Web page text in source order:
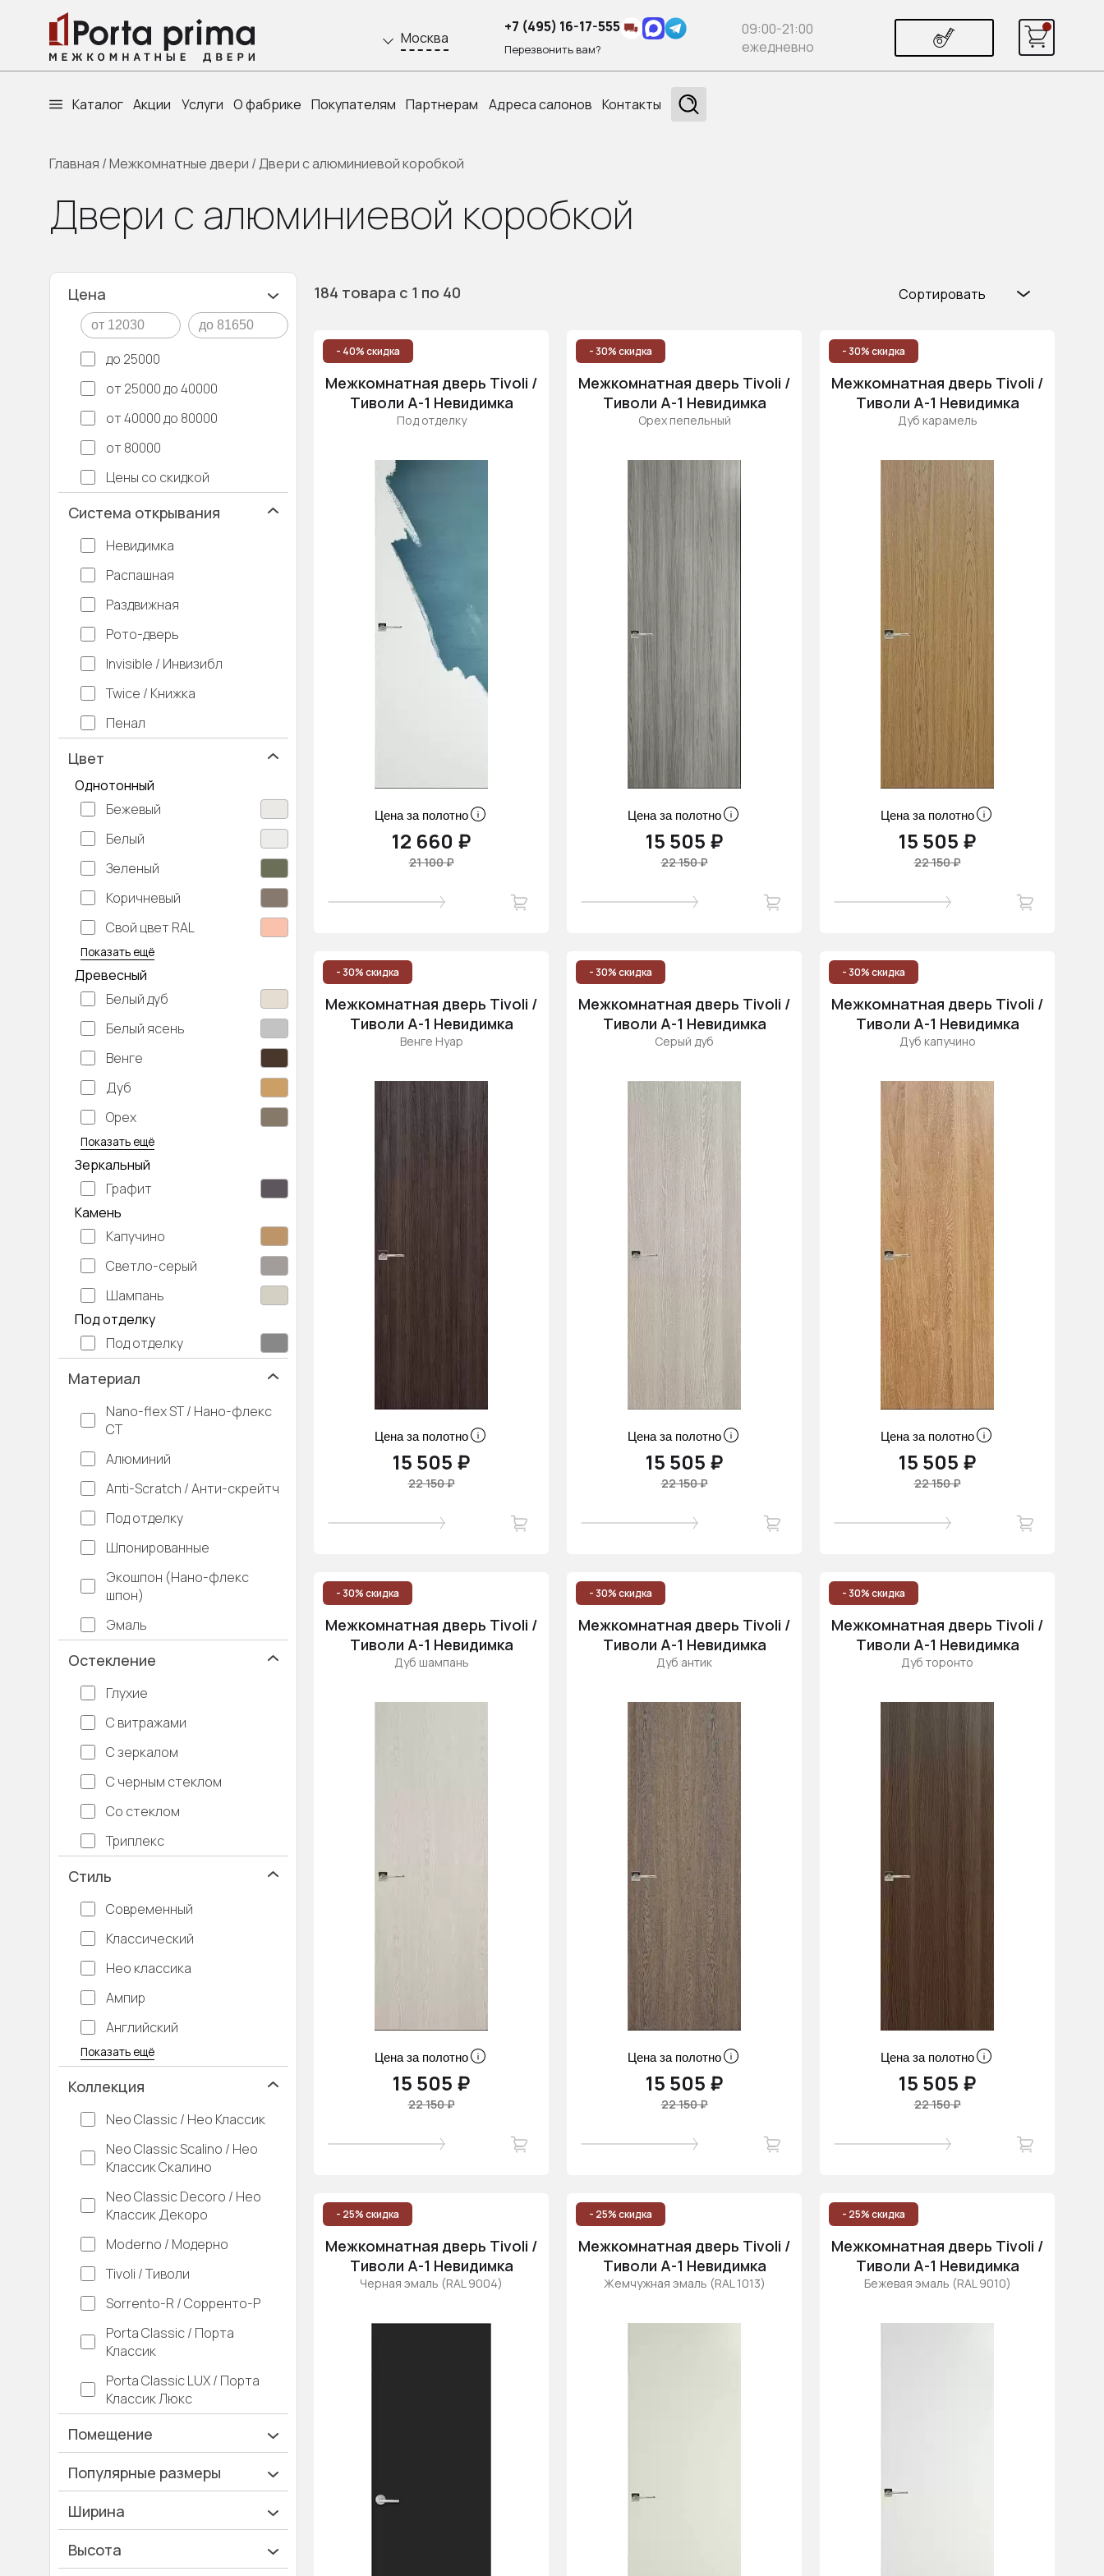
Москва
+7 (495) 16-17-555
Перезвонить вам?
09:00-21:00
ежедневно
Каталог Акции Услуги О фабрике Покупателям Партнерам Адреса салонов Контакты
Главная /Межкомнатные двери /Двери с алюминиевой коробкой
Двери с алюминиевой коробкой
Цена
до 25000
от 25000 до 40000
от 40000 до 80000
от 80000
Цены со скидкой
Система открывания
Невидимка
Распашная
Раздвижная
Рото-дверь
Invisible / Инвизибл
Twice / Книжка
Пенал
Цвет
Однотонный
Бежевый
Белый
Зеленый
Коричневый
Свой цвет RAL
Серебристый
Серый
Темно-серый
Хаки
Черный
Показать ещё
Древесный
Белый дуб
Белый ясень
Венге
Дуб
Орех
Серый дуб
Показать ещё
Зеркальный
Графит
Камень
Капучино
Светло-серый
Шампань
Под отделку
Под отделку
Материал
Nano-flex ST / Нано-флекс
СТ
Алюминий
Апti-Sсrаtсh / Анти-скрейтч
Под отделку
Шпонированные
Экошпон (Нано-флекс
шпон)
Эмаль
Остекление
Глухие
С витражами
С зеркалом
С черным стеклом
Со стеклом
Триплекс
Стиль
Современный
Классический
Нео классика
Ампир
Английский
Багетные
Барокко
Кантри
Крашенные
Лофт
Модерн
Под старину
Прованс
Скандинавский
Современная классика
Хай-тек
Показать ещё
Коллекция
Neo Classic / Нео Классик
Neo Classic Scalino / Нео
Классик Скалино
Neo Classic Decoro / Нео
Классик Декоро
Moderno / Модерно
Tivoli / Тиволи
Sorrento-R / Сорренто-Р
Porta Classic / Порта
Классик
Porta Classic LUX / Порта
Классик Люкс
Помещение
Ванная и туалет
Гардеробная
Гостинная
Дача
Популярные размеры
600х2000
700х2000
900х2000
Ширина
Ширина 40 см
Высота
184 товара с 1 по 40
Сортировать
Цена (возр.)
Cначала новинки
Cначала скидки
- 40% скидка
Межкомнатная дверь Tivoli /
Тиволи А-1 Невидимка
Под отделку
Цена за полотно
12 660 ₽
21 100 ₽
- 30% скидка
Межкомнатная дверь Tivoli /
Тиволи А-1 Невидимка
Орех пепельный
Цена за полотно
15 505 ₽
22 150 ₽
- 30% скидка
Межкомнатная дверь Tivoli /
Тиволи А-1 Невидимка
Дуб карамель
Цена за полотно
15 505 ₽
22 150 ₽
- 30% скидка
Межкомнатная дверь Tivoli /
Тиволи А-1 Невидимка
Венге Нуар
Цена за полотно
15 505 ₽
22 150 ₽
- 30% скидка
Межкомнатная дверь Tivoli /
Тиволи А-1 Невидимка
Серый дуб
Цена за полотно
15 505 ₽
22 150 ₽
- 30% скидка
Межкомнатная дверь Tivoli /
Тиволи А-1 Невидимка
Дуб капучино
Цена за полотно
15 505 ₽
22 150 ₽
- 30% скидка
Межкомнатная дверь Tivoli /
Тиволи А-1 Невидимка
Дуб шампань
Цена за полотно
15 505 ₽
22 150 ₽
- 30% скидка
Межкомнатная дверь Tivoli /
Тиволи А-1 Невидимка
Дуб антик
Цена за полотно
15 505 ₽
22 150 ₽
- 30% скидка
Межкомнатная дверь Tivoli /
Тиволи А-1 Невидимка
Дуб торонто
Цена за полотно
15 505 ₽
22 150 ₽
- 25% скидка
Межкомнатная дверь Tivoli /
Тиволи А-1 Невидимка
Черная эмаль (RAL 9004)
- 25% скидка
Межкомнатная дверь Tivoli /
Тиволи А-1 Невидимка
Жемчужная эмаль (RAL 1013)
- 25% скидка
Межкомнатная дверь Tivoli /
Тиволи А-1 Невидимка
Бежевая эмаль (RAL 9010)